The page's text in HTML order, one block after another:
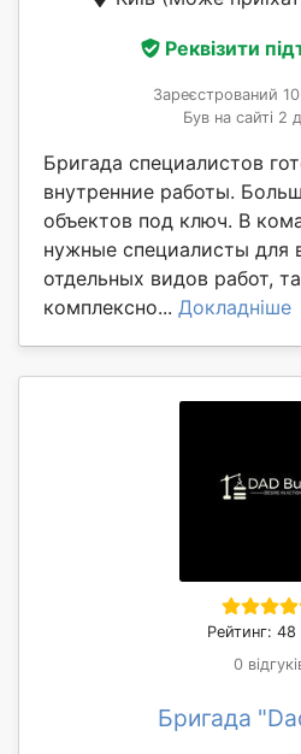
Реквізити
Зареєстрований
Був на сайті 2
Бригада специалистов
внутренние работы.
объектов под ключ. В
нужные специалисты для
отдельных видов работ,
комплексно... Докладніше
Рейтинг: 48
0
Бригада